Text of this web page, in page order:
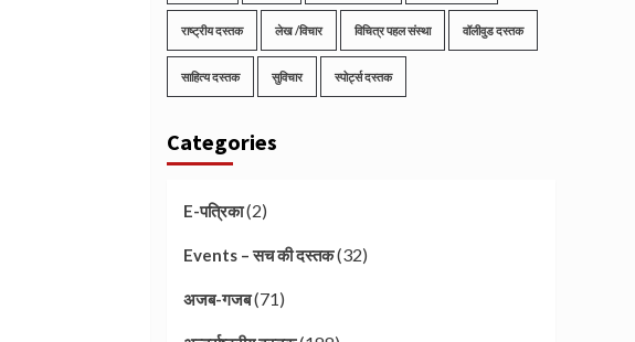
राष्ट्रीय दस्तक लेख /विचार विचित्र पहल संस्था वॉलीवुड दस्तक
साहित्य दस्तक सुविचार स्पोर्ट्स दस्तक
Categories
E-पत्रिका(2)
Events – सच की दस्तक(32)
अजब-गजब(71)